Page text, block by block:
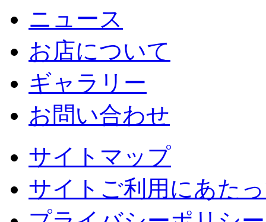
ニュース
お店について
ギャラリー
お問い合わせ
サイトマップ
サイトご利用にあた